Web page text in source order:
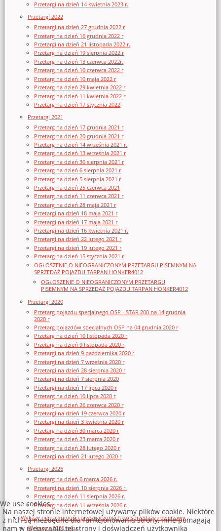
Przetargi na dzień 14 kwietnia 2023 r.
Przetargi 2022
Przetargi na dzień 27 grudnia 2022 r
Przetarg na dzień 16 grudnia 2022 r
Przetargi na dzień 21 listopada 2022 r.
Przetarg na dzień 19 sierpnia 2022 r
Przetarg na dzień 13 czerwca 2022r.
Przetarg na dzień 10 czerwca 2022 r
Przetarg na dzień 10 maja 2022 r
Przetarg na dzień 29 kwietnia 2022 r
Przetarg na dzień 11 kwietnia 2022 r
Przetarg na dzień 17 stycznia 2022
Przetargi 2021
Przetarg na dzień 17 grudnia 2021 r
Przetarg na dzień 20 grudnia 2021 r
Przetarg na dzień 14 września 2021 r.
Przetarg na dzień 13 września 2021 r
Przetarg na dzień 30 sierpnia 2021 r
Przetarg na dzień 6 sierpnia 2021 r
Przetarg na dzień 5 sierpnia 2021 r
Przetarg na dzień 25 czerwca 2021
Przetarg na dzień 11 czerwca 2021 r
Przetarg na dzień 28 maja 2021 r
Przetargi na dzień 18 maja 2021 r
Przetargi na dzień 17 maja 2021 r
Przetargi na dzień 16 kwietnia 2021 r.
Przetargi na dzień 22 lutego 2021 r
Przetargi na dzień 19 lutego 2021 r
Przetarg na dzień 15 stycznia 2021 r
OGŁOSZENIE O NIEOGRANICZONYM PRZETARGU PISEMNYM NA
SPRZEDAŻ POJAZDU TARPAN HONKER4012
OGŁOSZENIE O NIEOGRANICZONYM PRZETARGU
PISEMNYM NA SPRZEDAŻ POJAZDU TARPAN HONKER4012
Przetargi 2020
Przetarg pojazdu specjalnego OSP - STAR 200 na 14 grudnia
2020 r
Przetarg pojazdów specjalnych OSP na 04 grudnia 2020 r
Przetarg na dzień 10 listopada 2020 r
Przetarg na dzień 9 listopada 2020 r
Przetargi na dzień 9 października 2020 r
Przetargi na dzień 7 września 2020 r
Przetargi na dzień 28 sierpnia 2020 r
Przetargi na dzień 7 sierpnia 2020
Przetargi na dzień 17 lipca 2020 r
Przetarg na dzień 10 lipca 2020 r
Przetarg na dzień 26 czerwca 2020 r
Przetargi na dzień 19 czerwca 2020 r
Przetargi na dzień 3 kwietnia 2020 r
Przetarg na dzień 30 marca 2020 r
Przetarg na dzień 23 marca 2020 r
Przetarg na dzień 28 lutego 2020 r
Przetargi na dzień 21 lutego 2020 r
Przetargi 2026
Przetarg na dzień 6 marca 2026 r.
Przetargi na dzień 10 sierpnia 2026 r.
Przetarg na dzień 11 sierpnia 2026 r.
Przetarg na dzień 11 września 2026 r.
Wykazy nieruchomości przeznaczonych do sprzedaży i dzierżawy
Wykazy z 2026 roku
We use cookies
Na naszej stronie internetowej używamy plików cookie. Niektóre
z nich są niezbędne dla funkcjonowania strony, inne pomagają
nam w ulepszaniu tej strony i doświadczeń użytkownika